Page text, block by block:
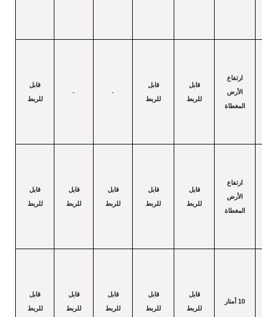
قابل
للربط
- -
قابل
للربط
قابل
للربط
ارتفاع
الأرض
المغطاة
قابل
للربط
قابل
للربط
قابل
للربط
قابل
للربط
قابل
للربط
ارتفاع
الأرض
المغطاة
قابل
للربط
قابل
للربط
قابل
للربط
قابل
للربط
قابل
للربط
10 أمتار